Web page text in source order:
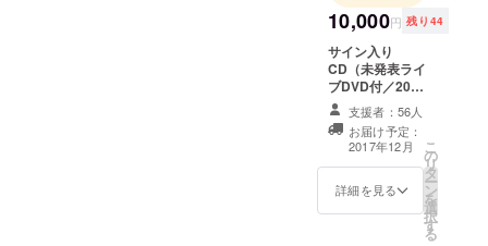
10,000円 残り44
サイン入り
CD（未発表ライ
ブDVD付／2015
年12月ソロコン
サート） オリジ
ナルポストカー
支援者：56人
お届け予定：
2017年12月
詳細を見る
こ
の
リ
タ
ー
ン
を
選
択
す
る